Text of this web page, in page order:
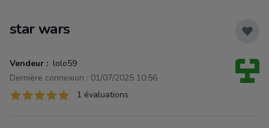
star wars
Vendeur : lolo59
Dernière connexion : 01/07/2025 10:56
Évaluations
1 sur 5 étoiles 1 évaluations